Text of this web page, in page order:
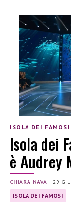
ISOLA DEI FAMOSI
Isola dei
è Audrey
CHIARA NAVA |29
ISOLA DEI FAMOSI